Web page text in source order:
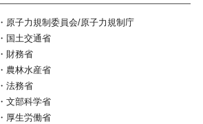
・原子力規制委員会/原子力規制庁
・国土交通省
・財務省
・農林水産省
・法務省
・文部科学省
・厚生労働省